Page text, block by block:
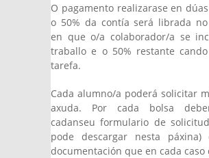
O pagamento realizarase en
o 50% da contía será librada
en que o/a colaborador/a se
traballo e o 50% restante
tarefa.
Cada alumno/a poderá solicitar
axuda. Por cada bolsa
cadanseu formulario de
pode descargar nesta
documentación que en cada caso